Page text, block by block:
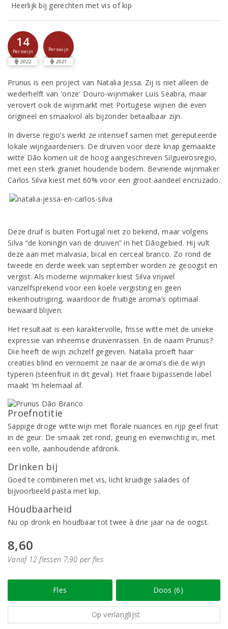
Heerlijk bij gerechten met vis of kip
14
Perswijn
2022
Perswijn
2021
Prunus is een project van Natalia Jessa. Zij is niet alleen de
wederhelft van 'onze' Douro-wijnmaker Luis Seabra, maar
verovert ook de wijnmarkt met Portugese wijnen die even
origineel en smaakvol als bijzonder betaalbaar zijn.
In diverse regio’s werkt ze intensief samen met gereputeerde
lokale wijngaardeniers. De druiven voor deze knap gemaakte
witte Dão komen uit de hoog aangeschreven Silgueirosregio,
met een sterk graniet houdende bodem. Bevriende wijnmaker
Carlos Silva kiest met 60% voor een groot aandeel encruzado.
Deze druif is buiten Portugal niet zo bekend, maar volgens
Silva “de koningin van de druiven” in het Dãogebied. Hij vult
deze aan met malvasia, bical en cerceal branco. Zo rond de
tweede en derde week van september worden ze geoogst en
vergist. Als moderne wijnmaker kiest Silva vrijwel
vanzelfsprekend voor een koele vergisting en geen
eikenhoutrijping, waardoor de fruitige aroma’s optimaal
bewaard blijven.
Het resultaat is een karaktervolle, frisse witte met de unieke
expressie van inheemse druivenrassen. En de naam Prunus?
Die heeft de wijn zichzelf gegeven. Natalia proeft haar
creaties blind en vernoemt ze naar de aroma’s die de wijn
typeren (steenfruit in dit geval). Het fraaie bijpassende label
maakt ‘m helemaal af.
Proefnotitie
Sappige droge witte wijn met florale nuances en rijp geel fruit
in de geur. De smaak zet rond, geurig en evenwichtig in, met
een volle, aanhoudende afdronk.
Drinken bij
Goed te combineren met vis, licht kruidige salades of
bijvoorbeeld pasta met kip.
Houdbaarheid
Nu op dronk en houdbaar tot twee à drie jaar na de oogst.
8,60
Vanaf 12 flessen 7,90 per fles
Fles Doos (6)
Op verlanglijst